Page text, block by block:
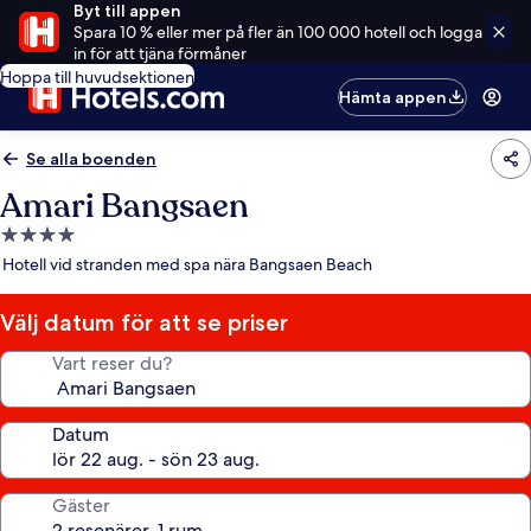
Byt till appen
Spara 10 % eller mer på fler än 100 000 hotell och logga
in för att tjäna förmåner
Hoppa till huvudsektionen
Hämta appen
Se alla boenden
Amari Bangsaen
4.0-
stjärnigt
Hotell vid stranden med spa nära Bangsaen Beach
Välj datum för att se priser
Vart reser du?
Datum
Gäster